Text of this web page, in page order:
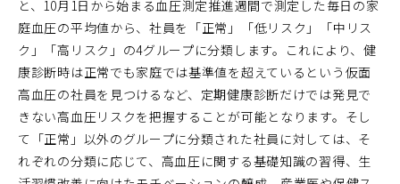
と、10月1日から始まる血圧測定推進週間で測定した毎日の家
庭血圧の平均値から、社員を「正常」「低リスク」「中リス
ク」「高リスク」の4グループに分類します。これにより、健
康診断時は正常でも家庭では基準値を超えているという仮面
高血圧の社員を見つけるなど、定期健康診断だけでは発見で
きない高血圧リスクを把握することが可能となります。そし
て「正常」以外のグループに分類された社員に対しては、そ
れぞれの分類に応じて、高血圧に関する基礎知識の習得、生